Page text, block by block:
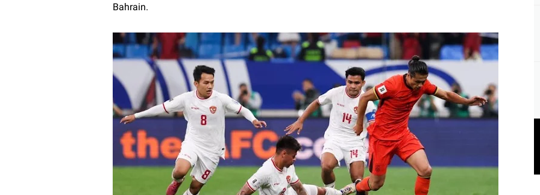
Bahrain.